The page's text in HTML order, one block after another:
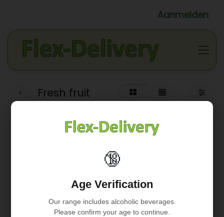
Aanmelden
Fresh fruit
Geen product gedefinieerd in de categorie "
Onderhoud".
🔞
Age Verification
Our range includes alcoholic beverages.
Please confirm your age to continue.